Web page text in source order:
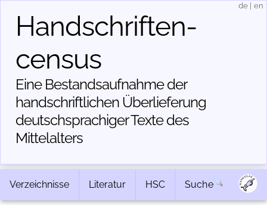
Handschriften­
census
Eine Bestandsaufnahme der
handschriftlichen Über­lieferung
deutschsprachiger Texte des
Mittelalters
de en
Verzeichnisse Literatur HSC Suche